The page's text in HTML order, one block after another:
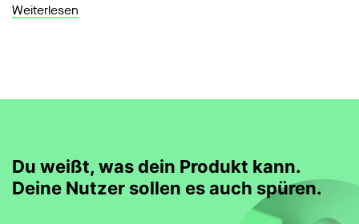
Weiterlesen
Du weißt, was dein Produkt kann.
Deine Nutzer sollen es auch spüren.